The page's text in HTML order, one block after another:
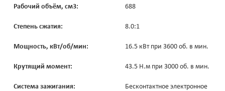
Рабочий объём, см3: 688
Степень сжатия: 8.0:1
Мощность, кВт/об/мин: 16.5 кВт при 3600 об. в мин.
Крутящий момент: 43.5 Н.м при 3000 об. в мин.
Система зажигания: Бесконтактное электронное